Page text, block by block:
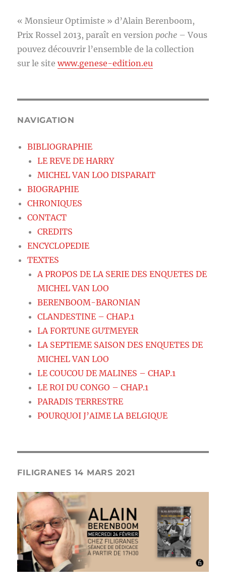
« Monsieur Optimiste » d’Alain Berenboom,
Prix Rossel 2013, paraît en version poche – Vous
pouvez découvrir l’ensemble de la collection
sur le sitewww.genese-edition.eu
NAVIGATION
BIBLIOGRAPHIE
LE REVE DE HARRY
MICHEL VAN LOO DISPARAIT
BIOGRAPHIE
CHRONIQUES
CONTACT
CREDITS
ENCYCLOPEDIE
TEXTES
A PROPOS DE LA SERIE DES ENQUETES DE
MICHEL VAN LOO
BERENBOOM-BARONIAN
CLANDESTINE – CHAP.1
LA FORTUNE GUTMEYER
LA SEPTIEME SAISON DES ENQUETES DE
MICHEL VAN LOO
LE COUCOU DE MALINES – CHAP.1
LE ROI DU CONGO – CHAP.1
PARADIS TERRESTRE
POURQUOI J’AIME LA BELGIQUE
FILIGRANES 14 MARS 2021